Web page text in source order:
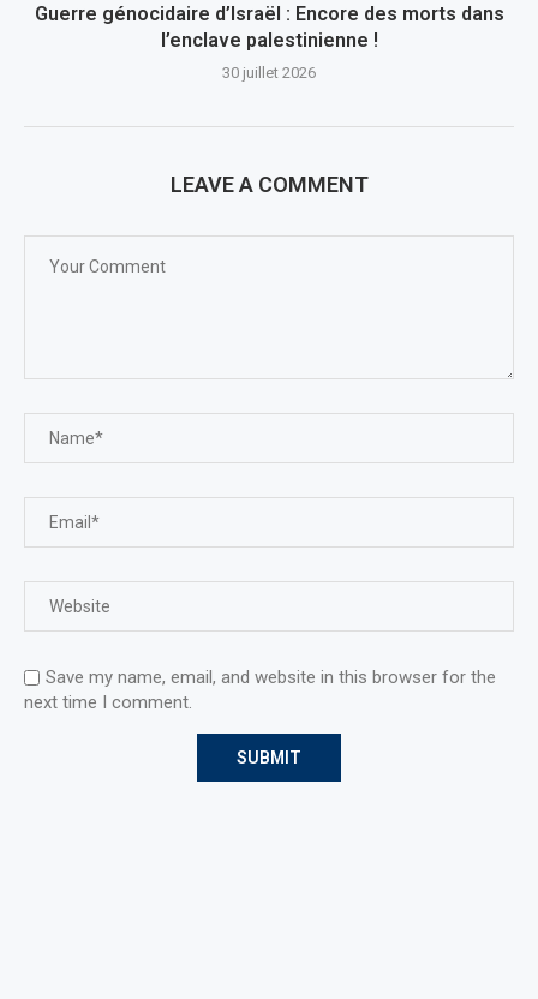
Guerre génocidaire d’Israël : Encore des morts dans
l’enclave palestinienne !
30 juillet 2026
LEAVE A COMMENT
Save my name, email, and website in this browser for the
next time I comment.